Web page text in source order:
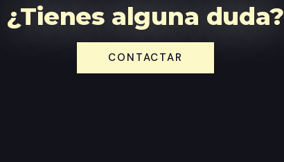
¿Tienes alguna duda?
CONTACTAR